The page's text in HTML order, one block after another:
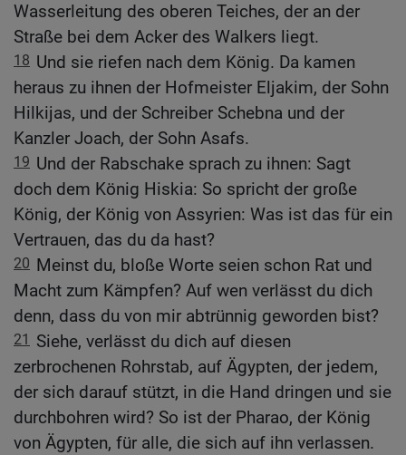
Wasserleitung des oberen Teiches, der an der
Straße bei dem Acker des Walkers liegt.
18 Und sie riefen nach dem König. Da kamen
heraus zu ihnen der Hofmeister Eljakim, der Sohn
Hilkijas, und der Schreiber Schebna und der
Kanzler Joach, der Sohn Asafs.
19 Und der Rabschake sprach zu ihnen: Sagt
doch dem König Hiskia: So spricht der große
König, der König von Assyrien: Was ist das für ein
Vertrauen, das du da hast?
20 Meinst du, bloße Worte seien schon Rat und
Macht zum Kämpfen? Auf wen verlässt du dich
denn, dass du von mir abtrünnig geworden bist?
21
Siehe, verlässt du dich auf diesen
zerbrochenen Rohrstab, auf Ägypten, der jedem,
der sich darauf stützt, in die Hand dringen und sie
durchbohren wird? So ist der Pharao, der König
von Ägypten, für alle, die sich auf ihn verlassen.